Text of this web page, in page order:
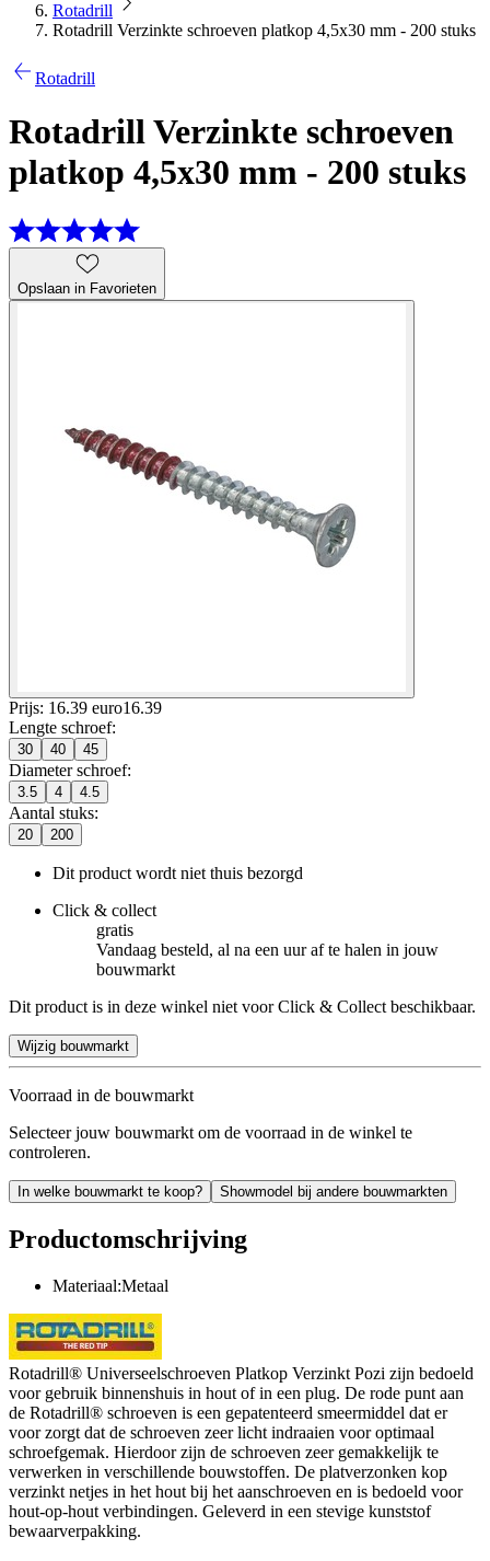
Rotadrill
Rotadrill Verzinkte schroeven platkop 4,5x30 mm - 200 stuks
Rotadrill
Rotadrill Verzinkte schroeven
platkop 4,5x30 mm - 200 stuks
Opslaan in Favorieten
Prijs: 16.39 euro16.39
Lengte schroef:
30 40 45
Diameter schroef:
3.5 4 4.5
Aantal stuks:
20 200
Dit product wordt niet thuis bezorgd
Click & collect
gratis
Vandaag besteld, al na een uur af te halen in jouw
bouwmarkt
Dit product is in deze winkel niet voor Click & Collect beschikbaar.
Wijzig bouwmarkt
Voorraad in de bouwmarkt
Selecteer jouw bouwmarkt om de voorraad in de winkel te
controleren.
In welke bouwmarkt te koop? Showmodel bij andere bouwmarkten
Productomschrijving
Materiaal:Metaal
Rotadrill® Universeelschroeven Platkop Verzinkt Pozi zijn bedoeld
voor gebruik binnenshuis in hout of in een plug. De rode punt aan
de Rotadrill® schroeven is een gepatenteerd smeermiddel dat er
voor zorgt dat de schroeven zeer licht indraaien voor optimaal
schroefgemak. Hierdoor zijn de schroeven zeer gemakkelijk te
verwerken in verschillende bouwstoffen. De platverzonken kop
verzinkt netjes in het hout bij het aanschroeven en is bedoeld voor
hout-op-hout verbindingen. Geleverd in een stevige kunststof
bewaarverpakking.